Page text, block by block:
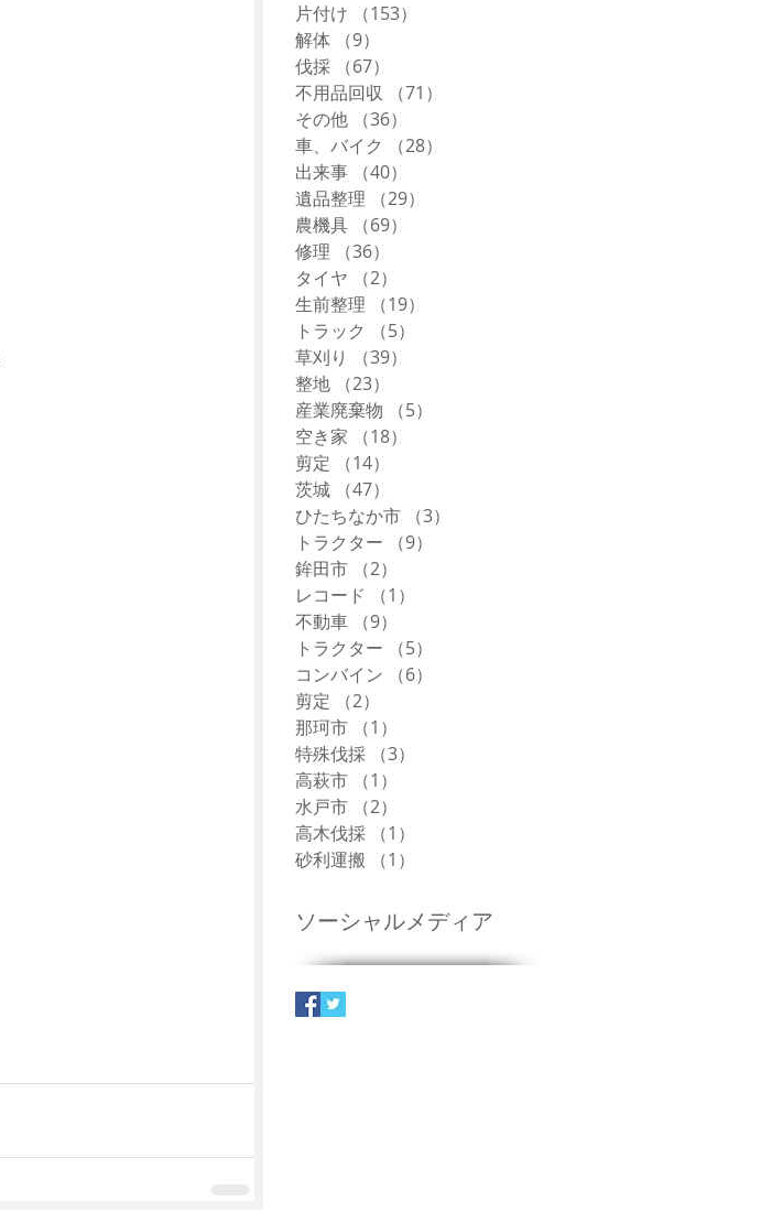
片付け
（153）
解体
（9）
伐採
（67）
不用品回収
（71）
その他
（36）
車、バイク
（28）
出来事
（40）
遺品整理
（29）
農機具
（69）
修理
（36）
タイヤ
（2）
生前整理
（19）
トラック
（5）
草刈り
（39）
整地
（23）
産業廃棄物
（5）
空き家
（18）
剪定
（14）
茨城
（47）
ひたちなか市
（3）
トラクター
（9）
鉾田市
（2）
レコード
（1）
不動車
（9）
トラクター
（5）
コンバイン
（6）
剪定
（2）
那珂市
（1）
特殊伐採
（3）
高萩市
（1）
水戸市
（2）
高木伐採
（1）
砂利運搬
（1）
ソーシャルメディア